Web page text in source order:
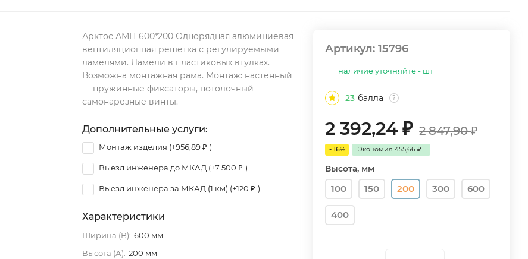
Арктос АМН 600*200 Однорядная алюминиевая
вентиляционная решетка с регулируемыми
ламелями. Ламели в пластиковых втулках.
Возможна монтажная рама. Монтаж: настенный
— пружинные фиксаторы, потолочный —
самонарезные винты.
Дополнительные услуги:
Монтаж изделия (+956,89₽ )
Выезд инженера до МКАД (+7 500 ₽ )
Выезд инженера за МКАД (1 км) (+120 ₽ )
Характеристики
Ширина (B): 600 мм
Высота (А): 200 мм
Артикул:15796
наличие уточняйте - шт
23 балла ?
2 392,24₽ 2 847,90₽
- 16% Экономия455,66₽
Высота, мм
100 150 200 300 600
400